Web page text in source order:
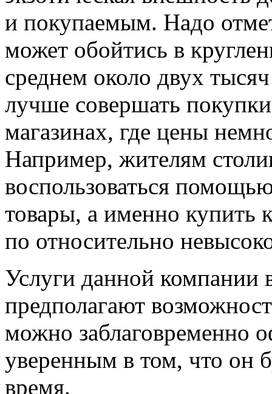
и покупаемым. Надо
может обойтись в
среднем около двух
лучше совершать
магазинах, где цены
Например, жителям
воспользоваться
товары, а именно купить
по относительно
Услуги данной компании
предполагают
можно заблаговременно
уверенным в том, что он
время.